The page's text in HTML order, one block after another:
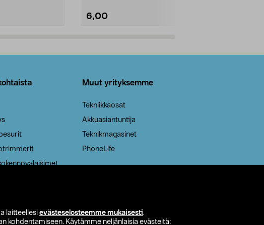
laitteellesi evästeselosteemme mukaisesti.
kohdentamiseen. Käytämme neljänlaisia evästeitä:
6,00
Muut yrityksemme
Tekniikkaosat
Akkuasiantuntija
Teknikmagasinet
PhoneLife